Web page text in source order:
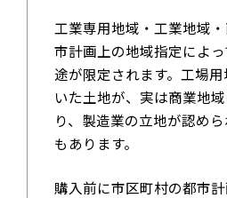
工業専用地域・工業地域
市計画上の地域指定によ
途が限定されます。工場
いた土地が、実は商業地
り、製造業の立地が認め
もあります。
購入前に市区町村の都市